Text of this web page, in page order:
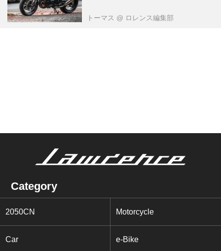
トーマス @ ロレンス編集部
Category
2050CN Motorcycle
Car e-Bike